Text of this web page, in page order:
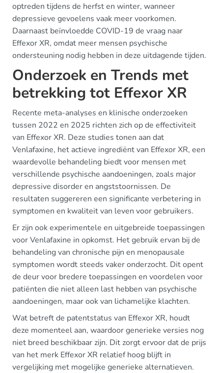
optreden tijdens de herfst en winter, wanneer
depressieve gevoelens vaak meer voorkomen.
Daarnaast beïnvloedde COVID-19 de vraag naar
Effexor XR, omdat meer mensen psychische
ondersteuning nodig hebben in deze uitdagende tijden.
Onderzoek en Trends met
betrekking tot Effexor XR
Recente meta-analyses en klinische onderzoeken
tussen 2022 en 2025 richten zich op de effectiviteit
van Effexor XR. Deze studies tonen aan dat
Venlafaxine, het actieve ingrediënt van Effexor XR, een
waardevolle behandeling biedt voor mensen met
verschillende psychische aandoeningen, zoals major
depressive disorder en angststoornissen. De
resultaten suggereren een significante verbetering in
symptomen en kwaliteit van leven voor gebruikers.
Er zijn ook experimentele en uitgebreide toepassingen
voor Venlafaxine in opkomst. Het gebruik ervan bij de
behandeling van chronische pijn en menopausale
symptomen wordt steeds vaker onderzocht. Dit opent
de deur voor bredere toepassingen en voordelen voor
patiënten die niet alleen last hebben van psychische
aandoeningen, maar ook van lichamelijke klachten.
Wat betreft de patentstatus van Effexor XR, houdt
deze momenteel aan, waardoor generieke versies nog
niet breed beschikbaar zijn. Dit zorgt ervoor dat de prijs
van het merk Effexor XR relatief hoog blijft in
vergelijking met mogelijke generieke alternatieven.